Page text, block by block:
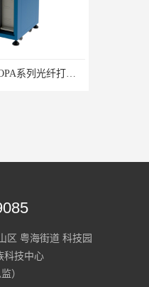
标机使用方法
区 粤海街道 科技园
科技中心
）